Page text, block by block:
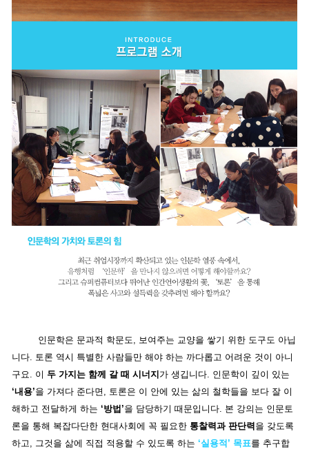
인문학은 문과적 학문도, 보여주는 교양을 쌓기 위한 도구도 아닙
니다. 토론 역시 특별한 사람들만 해야 하는 까다롭고 어려운 것이 아니
구요. 이 두 가지는 함께 갈 때 시너지 가 생깁니다. 인문학이 깊이 있는
‘내용’을 가져다 준다면, 토론은 이 안에 있는 삶의 철학들을 보다 잘 이
해하고 전달하게 하는 ‘방법’을 담당하기 때문입니다. 본 강의는 인문토
론을 통해 복잡다단한 현대사회에 꼭 필요한 통찰력과 판단력 을 갖도록
하고, 그것을 삶에 직접 적용할 수 있도록 하는 ‘실용적’ 목표를 추구합